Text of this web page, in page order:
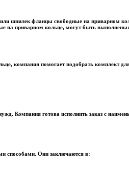
шпилек фланцы свободные на приварном
на приварном кольце, могут быть выполнены:
компания помогает подобрать комплект
Компания готова исполнить заказ с
способами. Они заключаются в: